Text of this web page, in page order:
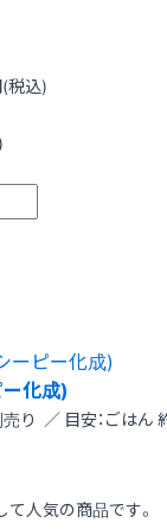
税込)
化成)
り ／ 目安：ごはん
人気の商品です。